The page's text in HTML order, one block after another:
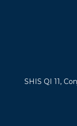
SHIS QI 11,